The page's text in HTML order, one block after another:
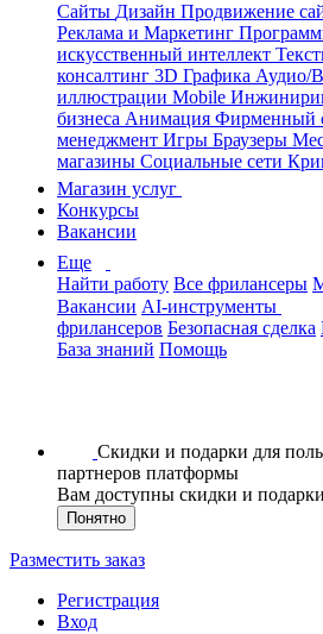
Сайты Дизайн Продвижение
Реклама и Маркетинг
искусственный интеллект
консалтинг 3D Графика Аудио/
иллюстрации Mobile
бизнеса Анимация Фирменный
менеджмент Игры Браузеры
магазины Социальные сети
Магазин услуг
Конкурсы
Вакансии
Еще
Найти работу Все фрилансеры
Вакансии AI-инструменты
фрилансеров Безопасная сделка
База знаний Помощь
Скидки и подарки для
партнеров платформы
Вам доступны скидки и
Понятно
Разместить заказ
Регистрация
Вход